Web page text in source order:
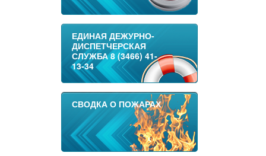
ЕДИНАЯ ДЕЖУРНО-
ДИСПЕТЧЕРСКАЯ
СЛУЖБА 8 (3466) 41-
13-34
СВОДКА О ПОЖАРАХ